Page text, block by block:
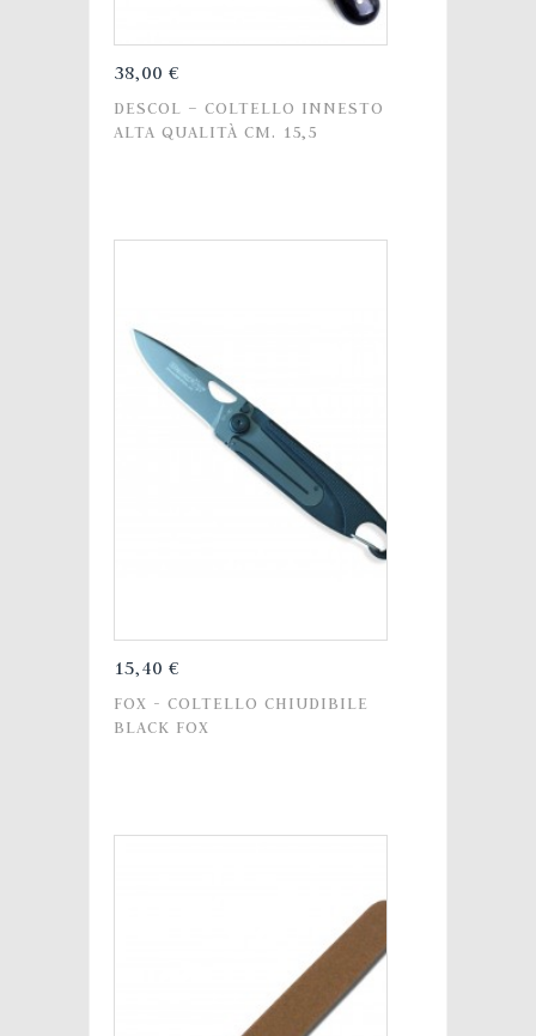
38,00 €
DESCOL – COLTELLO INNESTO
ALTA QUALITÀ CM. 15,5
15,40 €
FOX - COLTELLO CHIUDIBILE
BLACK FOX